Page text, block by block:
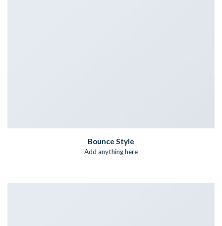
Bounce Style
Add anything here